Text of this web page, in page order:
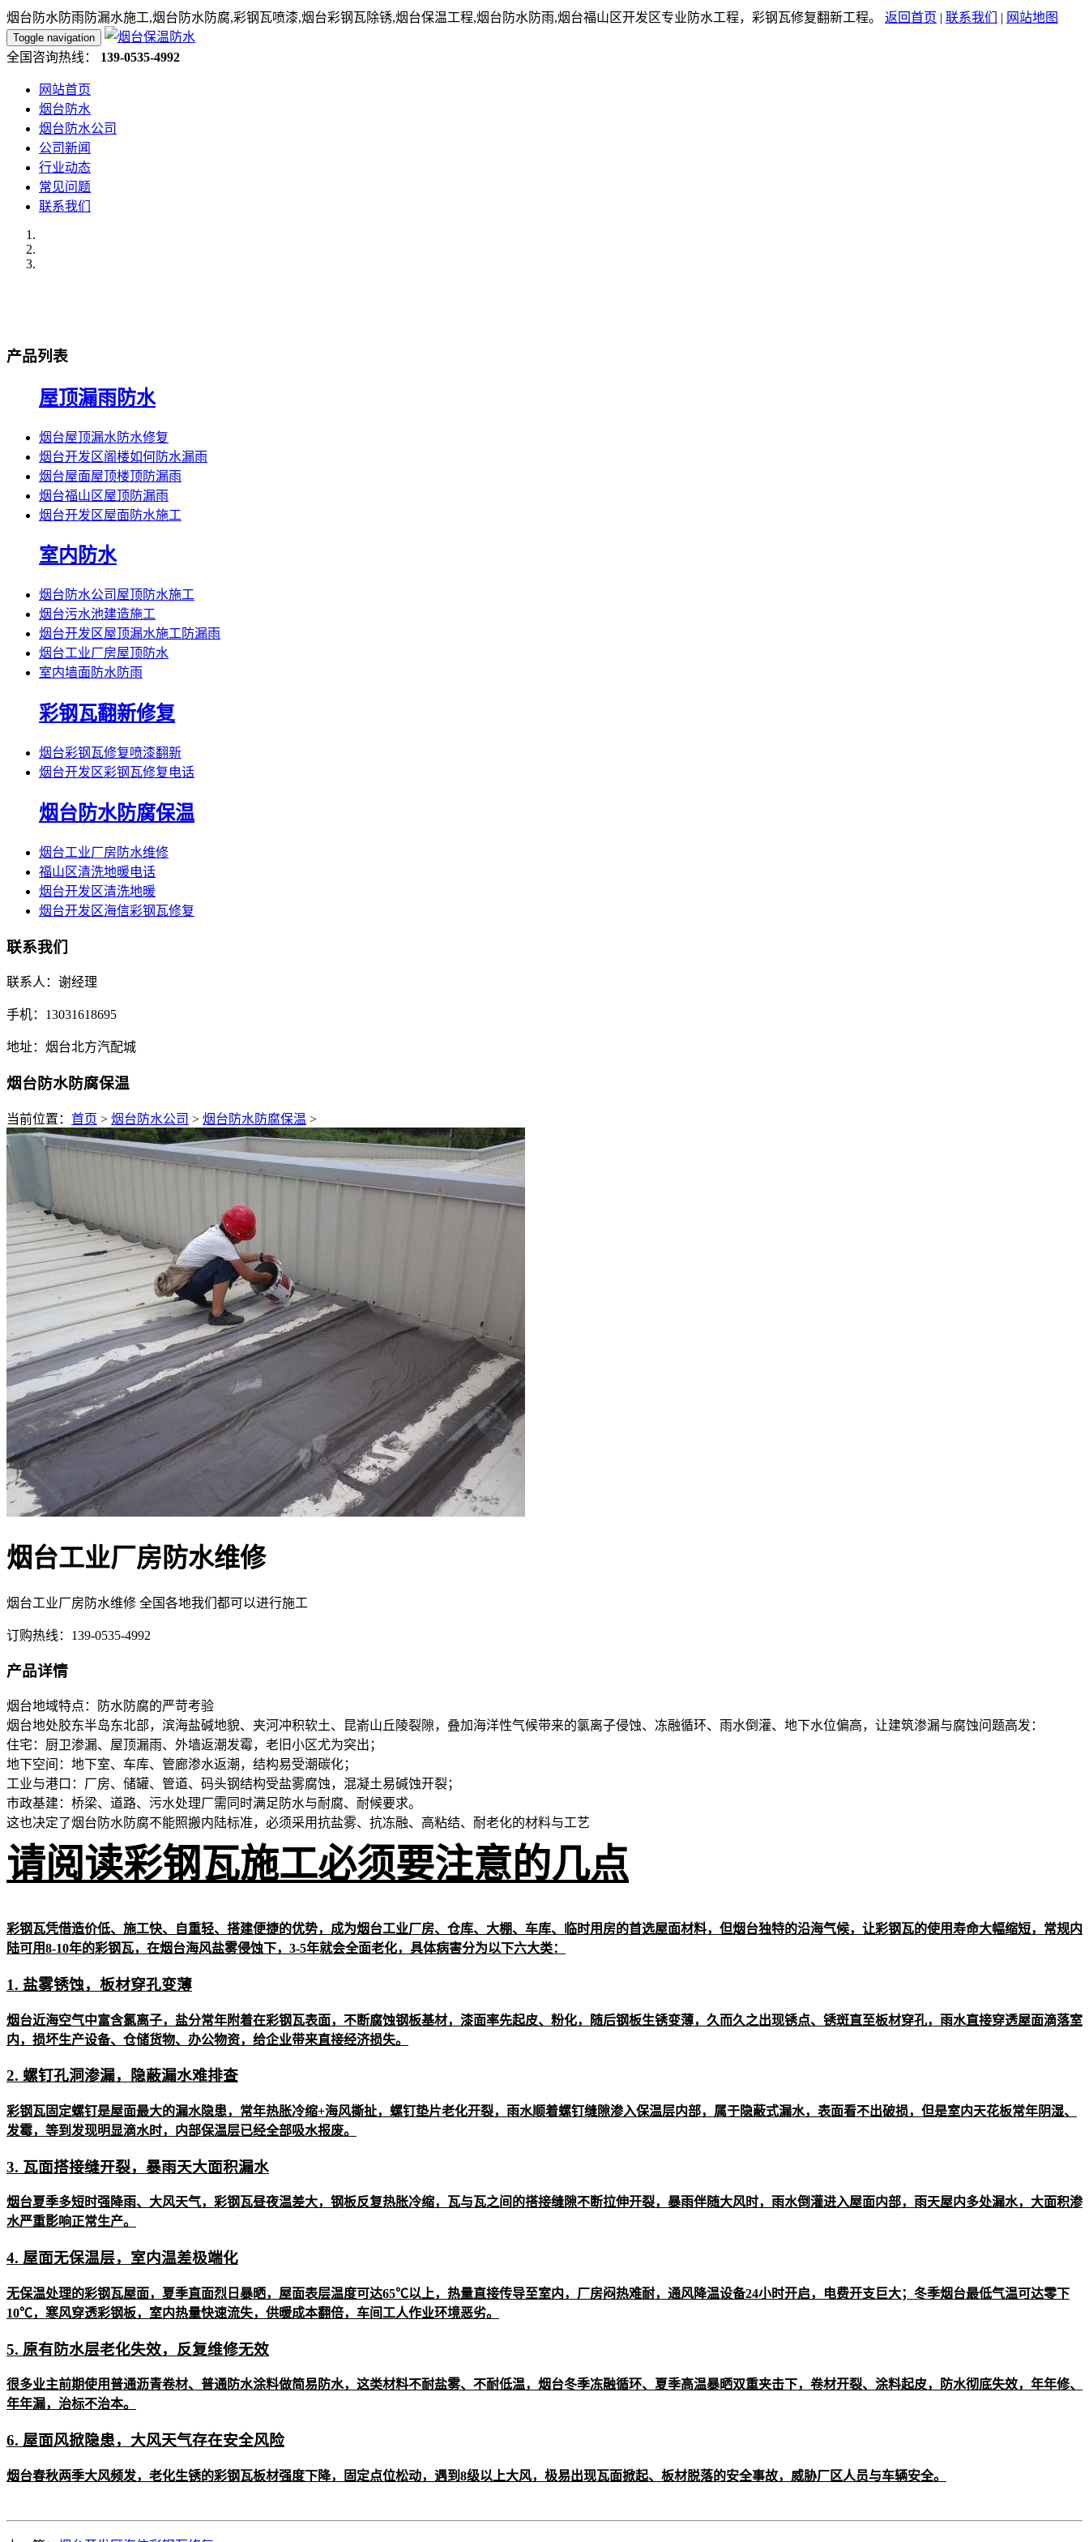
烟台防水防雨防漏水施工,烟台防水防腐,彩钢瓦喷漆,烟台彩钢瓦除锈,烟台保温工程,烟台防水防雨,烟台福山区开发区专业防水工程，彩钢瓦修复翻新工程。 返回首页 | 联系我们 | 网站地图
Toggle navigation
全国咨询热线： 139-0535-4992
网站首页
烟台防水
烟台防水公司
公司新闻
行业动态
常见问题
联系我们
产品列表
屋顶漏雨防水
烟台屋顶漏水防水修复
烟台开发区阁楼如何防水漏雨
烟台屋面屋顶楼顶防漏雨
烟台福山区屋顶防漏雨
烟台开发区屋面防水施工
室内防水
烟台防水公司屋顶防水施工
烟台污水池建造施工
烟台开发区屋顶漏水施工防漏雨
烟台工业厂房屋顶防水
室内墙面防水防雨
彩钢瓦翻新修复
烟台彩钢瓦修复喷漆翻新
烟台开发区彩钢瓦修复电话
烟台防水防腐保温
烟台工业厂房防水维修
福山区清洗地暖电话
烟台开发区清洗地暖
烟台开发区海信彩钢瓦修复
联系我们
联系人：谢经理
手机：13031618695
地址：烟台北方汽配城
烟台防水防腐保温
当前位置： 首页 > 烟台防水公司 > 烟台防水防腐保温 >
烟台工业厂房防水维修
烟台工业厂房防水维修 全国各地我们都可以进行施工
订购热线： 139-0535-4992
产品详情
烟台地域特点：防水防腐的严苛考验
烟台地处胶东半岛东北部，滨海盐碱地貌、夹河冲积软土、昆嵛山丘陵裂隙，叠加海洋性气候带来的氯离子侵蚀、冻融循环、雨水倒灌、地下水位偏高，让建筑渗漏与腐蚀问题高发：
住宅：厨卫渗漏、屋顶漏雨、外墙返潮发霉，老旧小区尤为突出；
地下空间：地下室、车库、管廊渗水返潮，结构易受潮碳化；
工业与港口：厂房、储罐、管道、码头钢结构受盐雾腐蚀，混凝土易碱蚀开裂；
市政基建：桥梁、道路、污水处理厂需同时满足防水与耐腐、耐候要求。
这也决定了烟台防水防腐不能照搬内陆标准，必须采用抗盐雾、抗冻融、高粘结、耐老化的材料与工艺
请阅读彩钢瓦施工必须要注意的几点
彩钢瓦凭借造价低、施工快、自重轻、搭建便捷的优势，成为烟台工业厂房、仓库、大棚、车库、临时用房的首选屋面材料，但烟台独特的沿海气候，让彩钢瓦的使用寿命大幅缩短，常规内
陆可用8-10年的彩钢瓦，在烟台海风盐雾侵蚀下，3-5年就会全面老化，具体病害分为以下六大类：
1. 盐雾锈蚀，板材穿孔变薄
烟台近海空气中富含氯离子，盐分常年附着在彩钢瓦表面，不断腐蚀钢板基材，漆面率先起皮、粉化，随后钢板生锈变薄，久而久之出现锈点、锈斑直至板材穿孔，雨水直接穿透屋面滴落室
内，损坏生产设备、仓储货物、办公物资，给企业带来直接经济损失。
2. 螺钉孔洞渗漏，隐蔽漏水难排查
彩钢瓦固定螺钉是屋面最大的漏水隐患，常年热胀冷缩+海风撕扯，螺钉垫片老化开裂，雨水顺着螺钉缝隙渗入保温层内部，属于隐蔽式漏水，表面看不出破损，但是室内天花板常年阴湿、
发霉，等到发现明显滴水时，内部保温层已经全部吸水报废。
3. 瓦面搭接缝开裂，暴雨天大面积漏水
烟台夏季多短时强降雨、大风天气，彩钢瓦昼夜温差大，钢板反复热胀冷缩，瓦与瓦之间的搭接缝隙不断拉伸开裂，暴雨伴随大风时，雨水倒灌进入屋面内部，雨天屋内多处漏水，大面积渗
水严重影响正常生产。
4. 屋面无保温层，室内温差极端化
无保温处理的彩钢瓦屋面，夏季直面烈日暴晒，屋面表层温度可达65℃以上，热量直接传导至室内，厂房闷热难耐，通风降温设备24小时开启，电费开支巨大；冬季烟台最低气温可达零下
10℃，寒风穿透彩钢板，室内热量快速流失，供暖成本翻倍，车间工人作业环境恶劣。
5. 原有防水层老化失效，反复维修无效
很多业主前期使用普通沥青卷材、普通防水涂料做简易防水，这类材料不耐盐雾、不耐低温，烟台冬季冻融循环、夏季高温暴晒双重夹击下，卷材开裂、涂料起皮，防水彻底失效，年年修、
年年漏，治标不治本。
6. 屋面风掀隐患，大风天气存在安全风险
烟台春秋两季大风频发，老化生锈的彩钢瓦板材强度下降，固定点位松动，遇到8级以上大风，极易出现瓦面掀起、板材脱落的安全事故，威胁厂区人员与车辆安全。